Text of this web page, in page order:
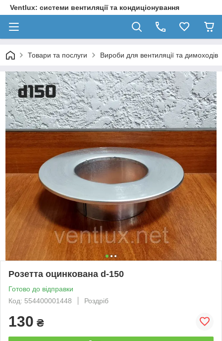
Ventlux: системи вентиляції та кондиціонування
Товари та послуги Вироби для вентиляції та димоходів
Розетта оцинкована d-150
Готово до відправки
Код: 554400001448
Роздріб
130 ₴